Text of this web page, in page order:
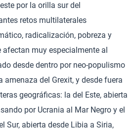
por la orilla sur del
retos multilaterales
radicalización, pobreza y
afectan muy especialmente al
desde dentro por neo-populismo
del Grexit, y desde fuera
geográficas: la del Este, abierta
por Ucrania al Mar Negro y el
Sur, abierta desde Libia a Siria,